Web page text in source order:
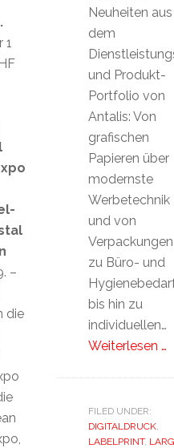
Neuheiten aus
dem
und Produkt-
Portfolio von
Antalis: Von
grafischen
Papieren über
modernste
Werbetechnik
und von
Verpackungen
zu Büro- und
bis hin zu
individuellen…
Weiterlesen …
FILED UNDER:
DIGITALDRUCK,
LABELPRINT,
1
–
die